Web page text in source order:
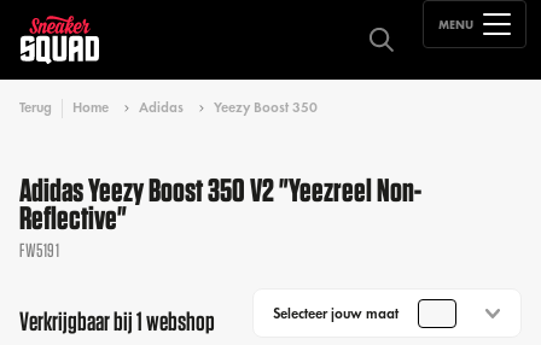
MENU
Terug Home Adidas Yeezy Boost 350
Adidas Yeezy Boost 350 V2 "Yeezreel Non-
Reflective"
FW5191
Verkrijgbaar bij 1 webshop Selecteer jouw maat